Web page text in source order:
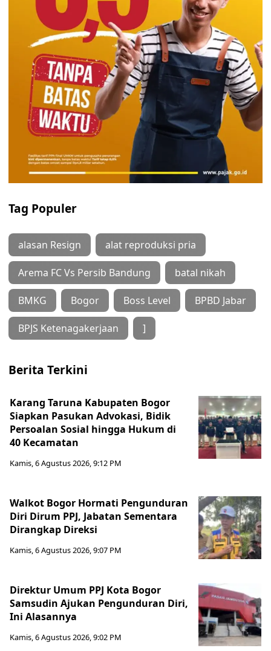
Tag Populer
alasan Resign alat reproduksi pria
Arema FC Vs Persib Bandung batal nikah
BMKG Bogor Boss Level BPBD Jabar
BPJS Ketenagakerjaan ]
Berita Terkini
Karang Taruna Kabupaten Bogor
Siapkan Pasukan Advokasi, Bidik
Persoalan Sosial hingga Hukum di
40 Kecamatan
Kamis, 6 Agustus 2026, 9:12 PM
Walkot Bogor Hormati Pengunduran
Diri Dirum PPJ, Jabatan Sementara
Dirangkap Direksi
Kamis, 6 Agustus 2026, 9:07 PM
Direktur Umum PPJ Kota Bogor
Samsudin Ajukan Pengunduran Diri,
Ini Alasannya
Kamis, 6 Agustus 2026, 9:02 PM